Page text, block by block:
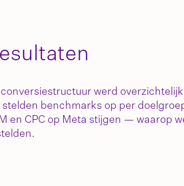
conversiestructuur werd
stelden benchmarks op per
en CPC op Meta stijgen — waarop